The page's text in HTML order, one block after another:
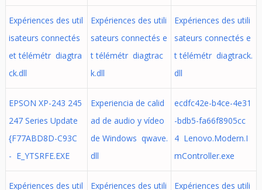
Expériences des util
isateurs connectés
et télémétr diagtra
ck.dll
Expériences des utili
sateurs connectés e
t télémétr diagtrac
k.dll
Expériences des utili
sateurs connectés e
t télémétr diagtrack.
dll
EPSON XP-243 245
247 Series Update
{F77ABD8D-C93C
- E_YTSRFE.EXE
Experiencia de calid
ad de audio y vídeo
de Windows qwave.
dll
ecdfc42e-b4ce-4e31
-bdb5-fa66f8905cc
4 Lenovo.Modern.I
mController.exe
Expériences des util
Expériences des utili
Expériences des utili